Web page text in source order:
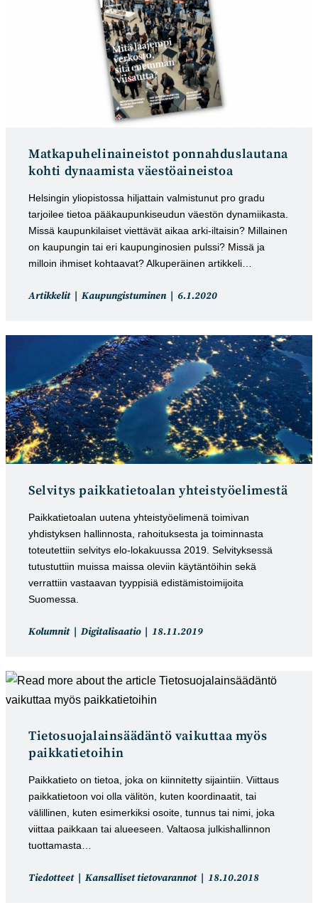
Matkapuhelinaineistot ponnahduslautana
kohti dynaamista väestöaineistoa
Helsingin yliopistossa hiljattain valmistunut pro gradu
tarjoilee tietoa pääkaupunkiseudun väestön dynamiikasta.
Missä kaupunkilaiset viettävät aikaa arki-iltaisin? Millainen
on kaupungin tai eri kaupunginosien pulssi? Missä ja
milloin ihmiset kohtaavat? Alkuperäinen artikkeli…
Artikkelin
Artikkelit Kaupungistuminen
Artikkeli
6.1.2020
Selvitys paikkatietoalan yhteistyöelimestä
Paikkatietoalan uutena yhteistyöelimenä toimivan
yhdistyksen hallinnosta, rahoituksesta ja toiminnasta
toteutettiin selvitys elo-lokakuussa 2019. Selvityksessä
tutustuttiin muissa maissa oleviin käytäntöihin sekä
verrattiin vastaavan tyyppisiä edistämistoimijoita
Suomessa.
Artikkelin
Kolumnit Digitalisaatio
Artikkeli
18.11.2019
Tietosuojalainsäädäntö vaikuttaa myös
paikkatietoihin
Paikkatieto on tietoa, joka on kiinnitetty sijaintiin. Viittaus
paikkatietoon voi olla välitön, kuten koordinaatit, tai
välillinen, kuten esimerkiksi osoite, tunnus tai nimi, joka
viittaa paikkaan tai alueeseen. Valtaosa julkishallinnon
tuottamasta…
Artikkelin
Tiedotteet Kansalliset tietovarannot
Artikkeli
18.10.2018